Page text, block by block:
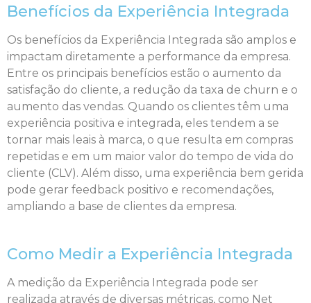
Benefícios da Experiência Integrada
Os benefícios da Experiência Integrada são amplos e
impactam diretamente a performance da empresa.
Entre os principais benefícios estão o aumento da
satisfação do cliente, a redução da taxa de churn e o
aumento das vendas. Quando os clientes têm uma
experiência positiva e integrada, eles tendem a se
tornar mais leais à marca, o que resulta em compras
repetidas e em um maior valor do tempo de vida do
cliente (CLV). Além disso, uma experiência bem gerida
pode gerar feedback positivo e recomendações,
ampliando a base de clientes da empresa.
Como Medir a Experiência Integrada
A medição da Experiência Integrada pode ser
realizada através de diversas métricas, como Net